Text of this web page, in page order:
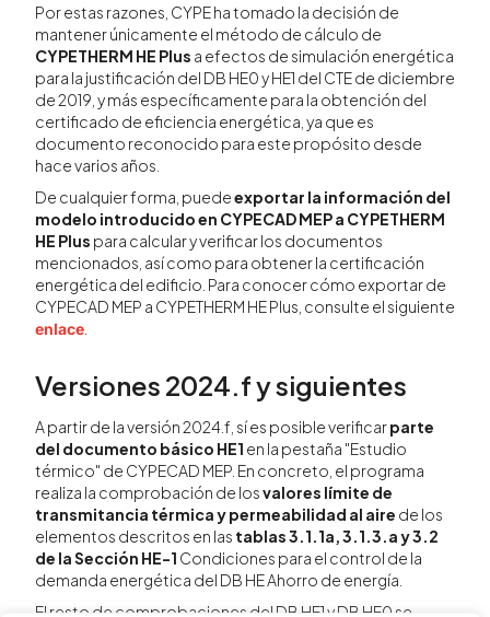
Por estas razones, CYPE ha tomado la decisión de
mantener únicamente el método de cálculo de
CYPETHERM HE Plus a efectos de simulación energética
para la justificación del DB HE0 y HE1 del CTE de diciembre
de 2019, y más específicamente para la obtención del
certificado de eficiencia energética, ya que es
documento reconocido para este propósito desde
hace varios años.
De cualquier forma, puedeexportar la información del
modelo introducido en CYPECAD MEP a CYPETHERM
HE Plus para calcular y verificar los documentos
mencionados, así como para obtener la certificación
energética del edificio. Para conocer cómo exportar de
CYPECAD MEP a CYPETHERM HE Plus, consulte el siguiente
enlace
Versiones 2024.f y siguientes
A partir de la versión 2024.f, sí es posible verificarparte
del documento básico HE1 en la pestaña "Estudio
térmico" de CYPECAD MEP. En concreto, el programa
realiza la comprobación de losvalores límite de
transmitancia térmica y permeabilidad al aire de los
elementos descritos en las tablas 3.1.1a, 3.1.3.a y 3.2
de la Sección HE-1 Condiciones para el control de la
demanda energética del DB HE Ahorro de energía.
El resto de comprobaciones del DB HE1 y DB HE0 se